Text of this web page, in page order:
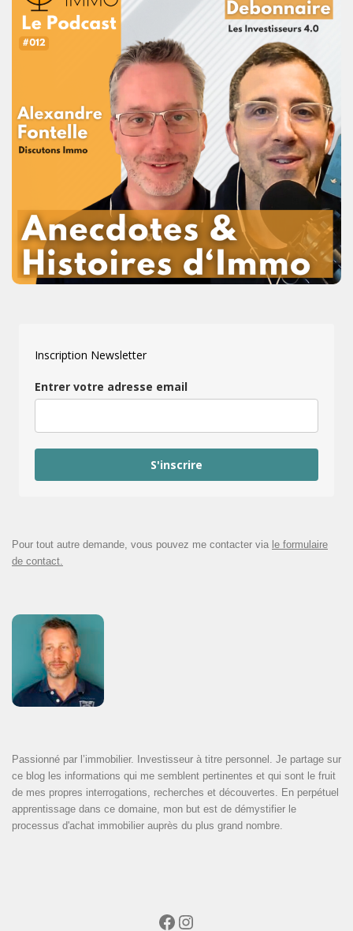
Inscription Newsletter
Entrer votre adresse email
S'inscrire
Pour tout autre demande, vous pouvez me contacter via le formulaire
de contact.
Passionné par l’immobilier. Investisseur à titre personnel. Je partage sur
ce blog les informations qui me semblent pertinentes et qui sont le fruit
de mes propres interrogations, recherches et découvertes. En perpétuel
apprentissage dans ce domaine, mon but est de démystifier le
processus d'achat immobilier auprès du plus grand nombre.
Facebook
Instagram